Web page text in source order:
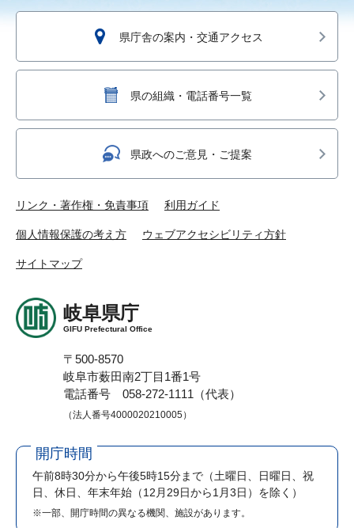
県庁舎の案内・交通アクセス
県の組織・電話番号一覧
県政へのご意見・ご提案
リンク・著作権・免責事項 利用ガイド
個人情報保護の考え方 ウェブアクセシビリティ方針
サイトマップ
岐阜県庁
GIFU Prefectural Office
〒500-8570
岐阜市薮田南2丁目1番1号
電話番号 058-272-1111（代表）
（法人番号4000020210005）
開庁時間
午前8時30分から午後5時15分まで （土曜日、日曜日、祝
日、休日、年末年始（12月29日から1月3日）を除く）
※一部、開庁時間の異なる機関、施設があります。